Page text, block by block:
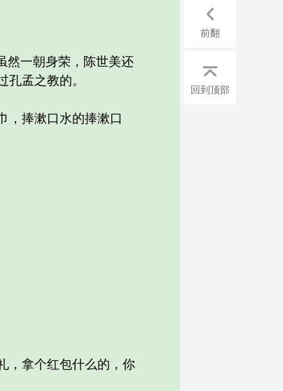
一朝身荣，陈世美还
孟之教的。
捧漱口水的捧漱口
，拿个红包什么的，你
前翻
回到顶部